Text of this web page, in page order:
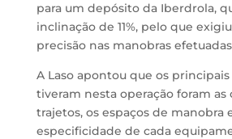
para um depósito da Iberdrola,
inclinação de 11%, pelo que
precisão nas manobras
A Laso apontou que os
tiveram nesta operação foram as
trajetos, os espaços de manobra
especificidade de cada